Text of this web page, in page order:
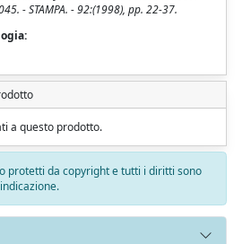
- STAMPA. - 92:(1998), pp. 22-37.
a questo prodotto.
protetti da copyright e tutti i diritti sono